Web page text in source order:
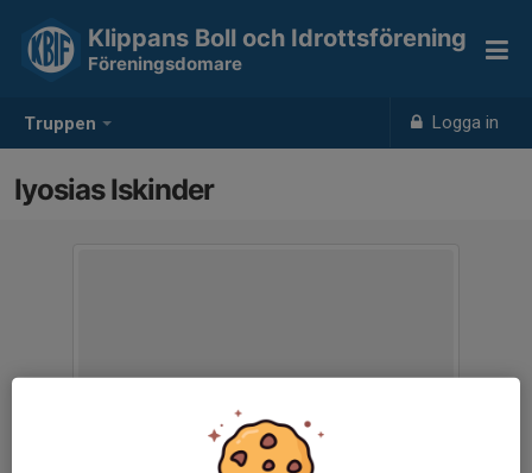
Truppen Logga in
Klippans Boll och Idrottsförening
Föreningsdomare
Iyosias Iskinder